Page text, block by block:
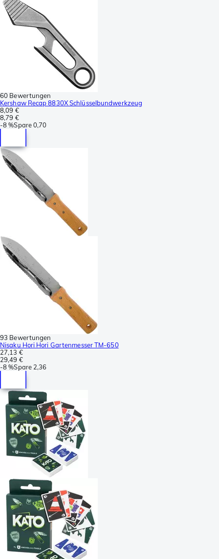
60 Bewertungen
Kershaw Recap 8830X Schlüsselbundwerkzeug
8,09 €
8,79 €
-8 %Spare0,70
93 Bewertungen
Nisaku Hori Hori Gartenmesser TM-650
27,13 €
29,49 €
-8 %Spare 2,36